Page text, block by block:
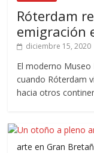
Róterdam
emigración
diciembre 15, 2020
El moderno Museo
cuando Róterdam
hacia otros
arte en Gran